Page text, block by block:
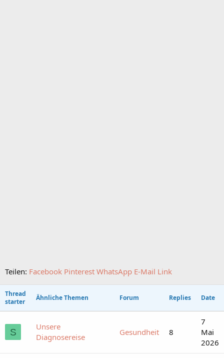
Teilen: Facebook Pinterest WhatsApp E-Mail Link
Thread
starter
Ähnliche Themen Forum Replies Date
S
Unsere
Diagnosereise
Gesundheit 8
7
Mai
2026